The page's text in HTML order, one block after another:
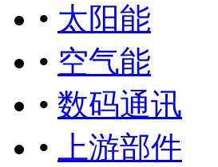
• 太阳能
• 空气能
• 数码通讯
•
上游部件